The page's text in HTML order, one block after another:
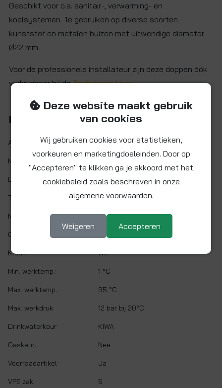
Geschikt voor o.a. sanitair-, verwarming- en
koelsystemen. Te gebruiken op diverse soorten
kunststof en metalen buizen met uitwendige diameter
Ø22 mm.
Voor de professionele installateur zijn deze doppen óók
verkrijgbaar bij deTechnische Unie!
Kenmerken
Artikelnr.: PSE4622W
Maat: Ø 22 mm
Demontabel: Ja
Twist&Lock: Nee
Materiaal: Polyphenylsulfon (PPSU)
O-ring: EPDM
Kleur: Wit
Min. werktemp.: 1 °C
Max. werktemp.: 95 °C
Max. werkdruk: 12 bar bij 20°C
Drinkwaterkeur: KIWA
Gaskeur: Nee
Voorraadartikel: Ja
VPE zak: 5
Deze website maakt gebruik
van cookies
Wij gebruiken cookies voor statistieken,
voorkeuren en marketingdoeleinden. Door op
"Accepteren" te klikken ga je akkoord met het
cookiebeleid zoals beschreven in onze
algemene voorwaarden.
Weigeren Accepteren